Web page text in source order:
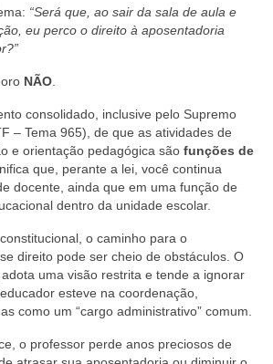
“Será que, ao sair da sala de aula e
eu perco o direito à aposentadoria
NÃO
consolidado, inclusive pelo Supremo
– Tema 965), de que as atividades de
e orientação pedagógica são funções de
que, perante a lei, você continua
docente, ainda que em uma função de
dentro da unidade escolar.
o caminho para o
direito pode ser cheio de obstáculos. O
uma visão restrita e tende a ignorar
esteve na coordenação,
como um “cargo administrativo” comum.
o professor perde anos preciosos de